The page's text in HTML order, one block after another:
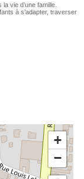
vie d’une famille.
à s’adapter, traverser
+
−